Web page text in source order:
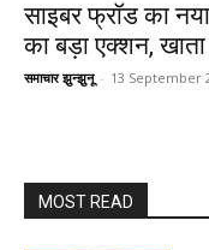
साइबर फ्रॉड का
का बड़ा एक्शन, खाता
समाचार झुन्झुनू - 13 September
MOST READ